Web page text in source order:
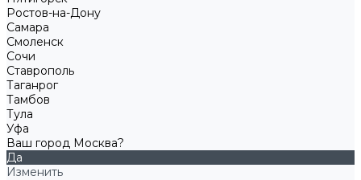
Ростов-на-Дону
Самара
Смоленск
Сочи
Ставрополь
Таганрог
Тамбов
Тула
Уфа
Ваш город Москва?
Да
Изменить